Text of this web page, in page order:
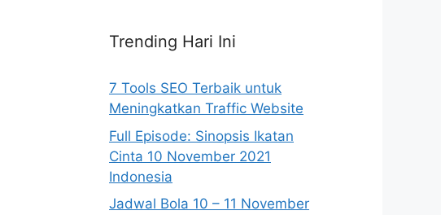
Trending Hari Ini
7 Tools SEO Terbaik untuk
Meningkatkan Traffic Website
Full Episode: Sinopsis Ikatan
Cinta 10 November 2021
Indonesia
Jadwal Bola 10 – 11 November